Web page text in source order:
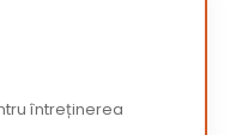
întreținerea